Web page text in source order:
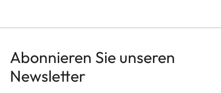
Abonnieren Sie unseren
Newsletter